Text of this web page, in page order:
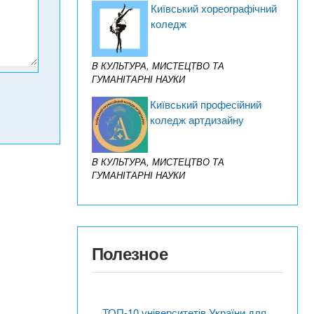
Київський хореографічний
коледж
B КУЛЬТУРА, МИСТЕЦТВО ТА
ГУМАНІТАРНІ НАУКИ
Київський професійний
коледж артдизайну
B КУЛЬТУРА, МИСТЕЦТВО ТА
ГУМАНІТАРНІ НАУКИ
Полезное